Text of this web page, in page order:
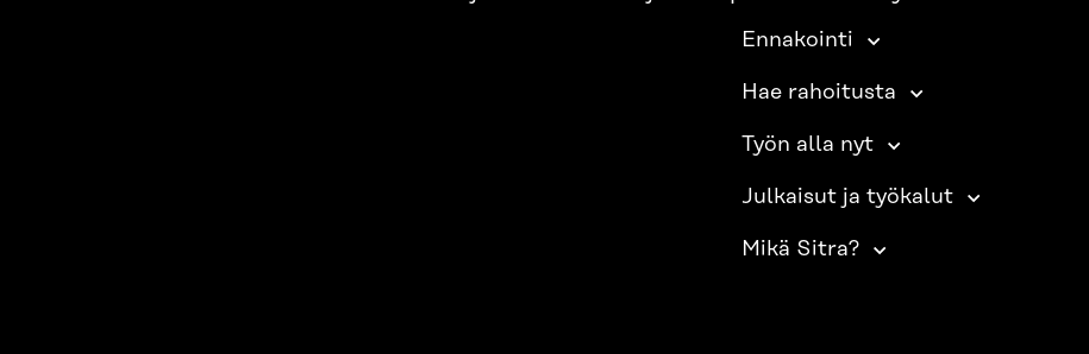
Ennakointi
Hae rahoitusta
Työn alla nyt
Julkaisut ja työkalut
Mikä Sitra?